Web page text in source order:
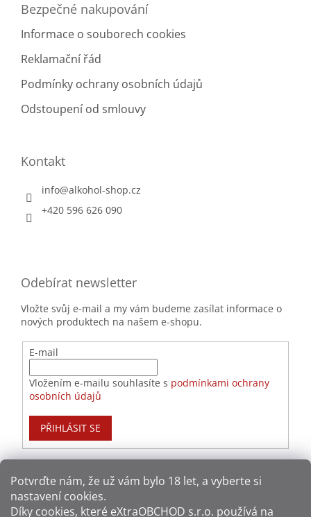
Potvrďte nám​​, že už vám bylo 18 let, a vyberte si
nastavení cookies.
Díky cookies, které eXtraOBCHOD s.r.o. používá na
Bezpečné nakupování
Informace o souborech cookies
Reklamační řád
Podmínky ochrany osobních údajů
Odstoupení od smlouvy
Kontakt
info@alkohol-shop.cz
+420 596 626 090
Odebírat newsletter
Vložte svůj e-mail a my vám budeme zasílat informace o
nových produktech na našem e-shopu.
E-mail
Vložením e-mailu souhlasíte s podmínkami ochrany
osobních údajů
PŘIHLÁSIT SE